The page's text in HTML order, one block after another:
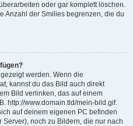
oder gar komplett löschen.
Anzahl der Smilies begrenzen, die du
werden. Wenn die
kannst du das Bild auch direkt
Bild verlinken, das auf einem
http://www.domain.tld/mein-bild.gif.
auf deinem eigenen PC befinden
noch zu Bildern, die nur nach